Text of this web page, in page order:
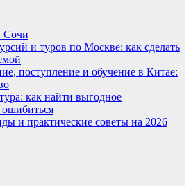
Сочи
и туров по Москве: как сделать
поступление и обучение в Китае:
как найти выгодное
и практические советы на 2026